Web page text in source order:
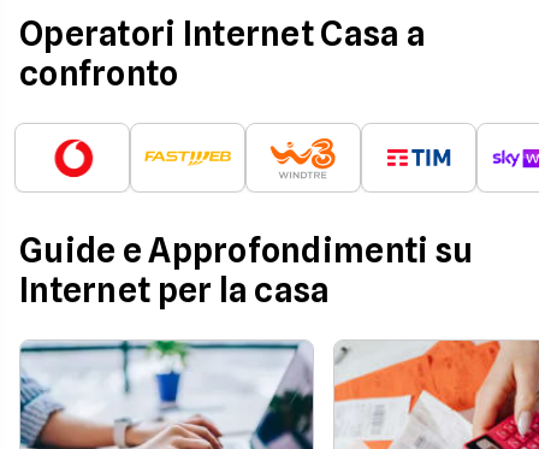
Operatori Internet Casa a
confronto
Guide e Approfondimenti su
Internet per la casa